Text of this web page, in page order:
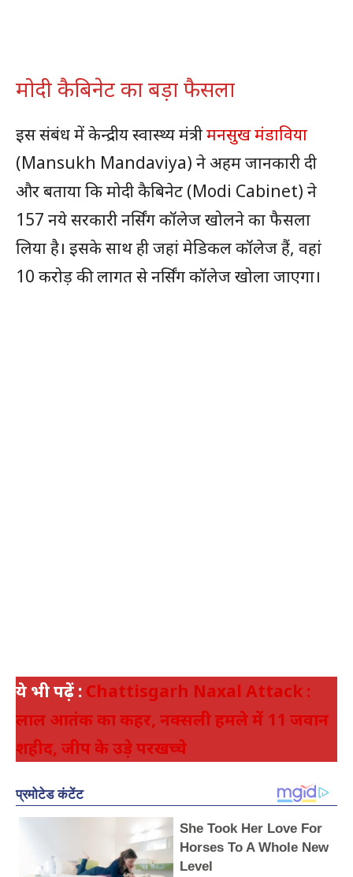
मोदी कैबिनेट का बड़ा फैसला
इस संबंध में केन्द्रीय स्वास्थ्य मंत्रीमनसुख मंडाविया
(Mansukh Mandaviya) ने अहम जानकारी दी
और बताया कि मोदी कैबिनेट (Modi Cabinet) ने
157 नये सरकारी नर्सिंग कॉलेज खोलने का फैसला
लिया है। इसके साथ ही जहां मेडिकल कॉलेज हैं, वहां
10 करोड़ की लागत से नर्सिंग कॉलेज खोला जाएगा।
ये भी पढ़ें : Chattisgarh Naxal Attack :
लाल आतंक का कहर, नक्सली हमले में 11 जवान
शहीद, जीप के उड़े परखच्चे